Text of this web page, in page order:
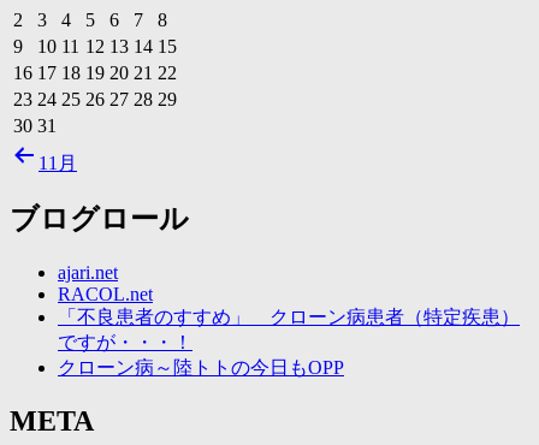
2
3 4 5 6 7
8
9
10 11 12 13 14 15
16 17 18 19 20 21 22
23 24 25 26 27 28 29
30 31
11月
ブログロール
ajari.net
RACOL.net
「不良患者のすすめ」 クローン病患者（特定疾患）
ですが・・・！
クローン病～陸トトの今日もOPP
META